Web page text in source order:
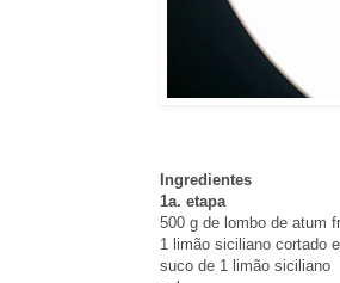
Ingredientes
1a. etapa
500 g de lombo de atum
1 limão siciliano cortado
suco de 1 limão siciliano